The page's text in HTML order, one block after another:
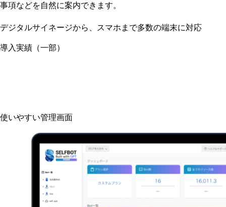
事項などを自然に案内できます。
デジタルサイネージから、スマホまで多数の端末に対応
導入実績（一部）
使いやすい管理画面